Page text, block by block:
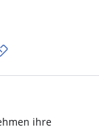
teilen
E-Mail teilen
Link zum Teilen
ihre